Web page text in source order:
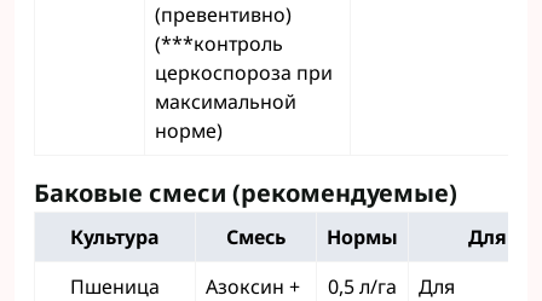
(превентивно)
(***контроль
церкоспороза при
максимальной
норме)
Баковые смеси (рекомендуемые)
Культура Смесь Нормы
Для
Пшеница
Азоксин +
0,5 л/га
Для